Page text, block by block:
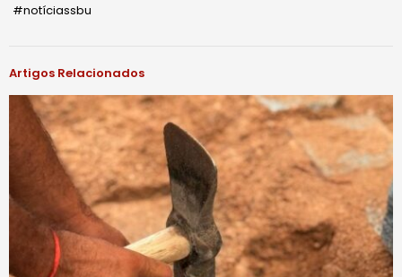
#notíciassbu
Artigos Relacionados